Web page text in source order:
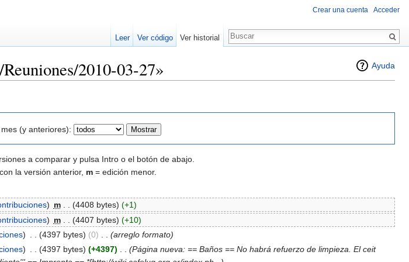
Ayuda
2010-03-27»
(y anteriores):
a comparar y pulsa Intro o el botón de abajo.
la versión anterior, m = edición menor.
) m (4408 bytes) (+1)
) m (4407 bytes) (+10)
) (4397 bytes) (0)
(arreglo formato)
) . . (4397 bytes) (+4397) . . (Página nueva: == Baños == No habrá refuerzo de limpieza. El ceit
Crear una cuenta Acceder
Leer Ver código Ver historial